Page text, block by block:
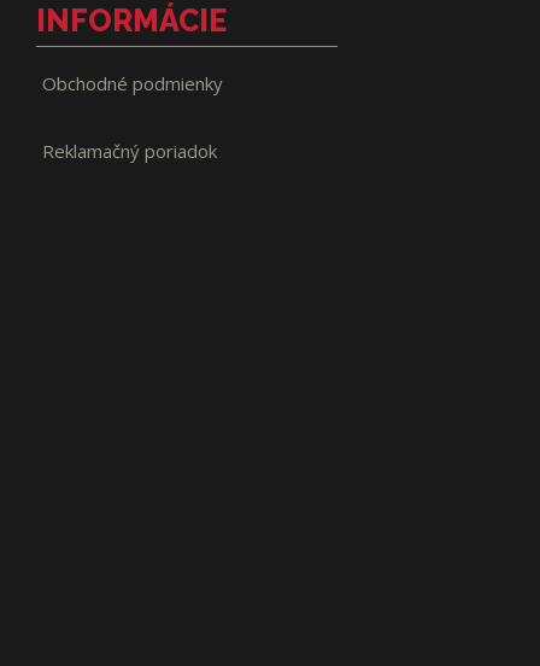
INFORMÁCIE
Obchodné podmienky
Reklamačný poriadok